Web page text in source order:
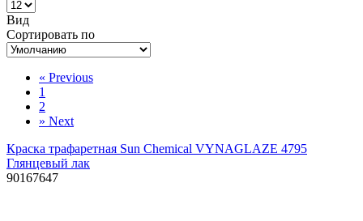
Вид
Сортировать по
« Previous
1
2
» Next
Краска трафаретная Sun Chemical VYNAGLAZE 4795
Глянцевый лак
90167647